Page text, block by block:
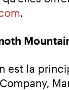
.
est la